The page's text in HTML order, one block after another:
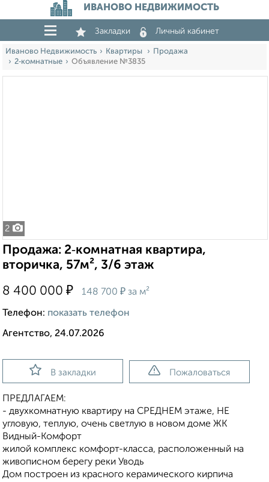
ИВАНОВО НЕДВИЖИМОСТЬ
Закладки Личный кабинет
Иваново Недвижимость Квартиры
Продажа
2‑комнатные
Объявление №3835
2
Продажа: 2‑комнатная квартира,
вторичка, 57м², 3/6 этаж
8 400 000 ₽ 148 700 ₽ за м²
Телефон: показать телефон
Агентство, 24.07.2026
В закладки Пожаловаться
ПРЕДЛАГАЕМ:
- двухкомнатную квартиру на СРЕДНЕМ этаже, НЕ
угловую, теплую, очень светлую в новом доме ЖК
Видный-Комфорт
жилой комплекс комфорт-класса, расположенный на
живописном берегу реки Уводь
Дом построен из красного керамического кирпича